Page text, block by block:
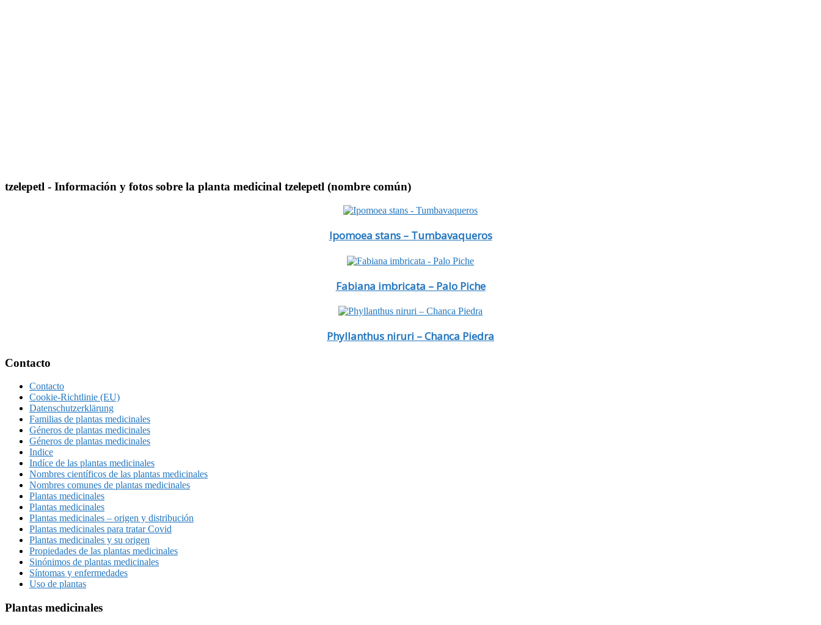
tzelepetl - Información y fotos sobre la planta medicinal tzelepetl (nombre común)
Ipomoea stans – Tumbavaqueros
Fabiana imbricata – Palo Piche
Phyllanthus niruri – Chanca Piedra
Footer
Contacto
Contacto
Cookie-Richtlinie (EU)
Datenschutzerklärung
Familias de plantas medicinales
Géneros de plantas medicinales
Géneros de plantas medicinales
Indice
Indíce de las plantas medicinales
Nombres científicos de las plantas medicinales
Nombres comunes de plantas medicinales
Plantas medicinales
Plantas medicinales
Plantas medicinales – origen y distribución
Plantas medicinales para tratar Covid
Plantas medicinales y su origen
Propiedades de las plantas medicinales
Sinónimos de plantas medicinales
Síntomas y enfermedades
Uso de plantas
Plantas medicinales